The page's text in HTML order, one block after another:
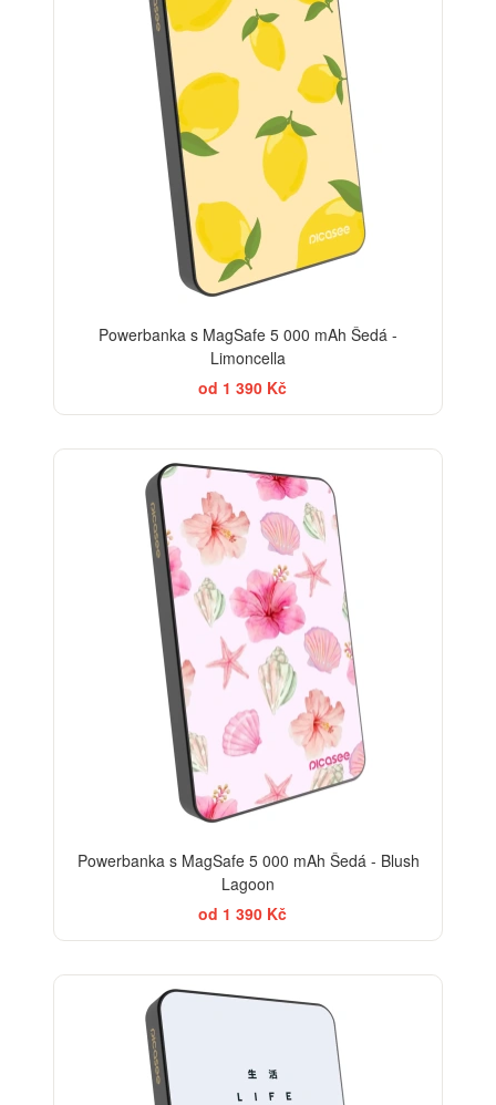
Powerbanka s MagSafe 5 000 mAh Šedá -
Limoncella
od 1 390 Kč
Powerbanka s MagSafe 5 000 mAh Šedá - Blush
Lagoon
od 1 390 Kč